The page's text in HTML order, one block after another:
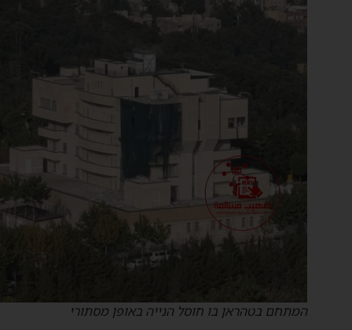
המתחם בטהראן בו חוסל הנייה באופן מסתורי